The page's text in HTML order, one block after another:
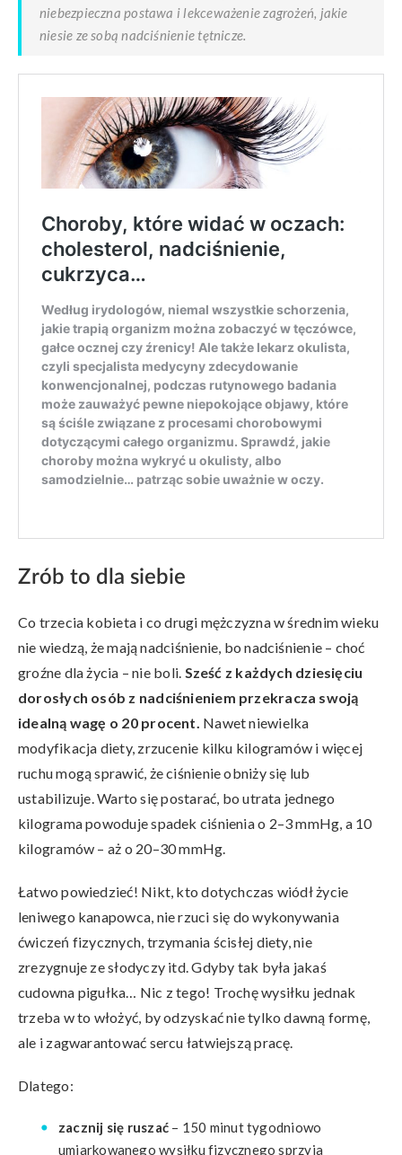
niebezpieczna postawa i lekceważenie zagrożeń, jakie
niesie ze sobą nadciśnienie tętnicze.
Zrób to dla siebie
Co trzecia kobieta i co drugi mężczyzna w średnim wieku
nie wiedzą, że mają nadciśnienie, bo nadciśnienie – choć
groźne dla życia – nie boli. Sześć z każdych dziesięciu
dorosłych osób z nadciśnieniem przekracza swoją
idealną wagę o 20 procent. Nawet niewielka
modyfikacja diety, zrzucenie kilku kilogramów i więcej
ruchu mogą sprawić, że ciśnienie obniży się lub
ustabilizuje. Warto się postarać, bo utrata jednego
kilograma powoduje spadek ciśnienia o 2–3 mmHg, a 10
kilogramów – aż o 20–30 mmHg.
Łatwo powiedzieć! Nikt, kto dotychczas wiódł życie
leniwego kanapowca, nie rzuci się do wykonywania
ćwiczeń fizycznych, trzymania ścisłej diety, nie
zrezygnuje ze słodyczy itd. Gdyby tak była jakaś
cudowna pigułka… Nic z tego! Trochę wysiłku jednak
trzeba w to włożyć, by odzyskać nie tylko dawną formę,
ale i zagwarantować sercu łatwiejszą pracę.
Dlatego:
zacznij się ruszać – 150 minut tygodniowo
umiarkowanego wysiłku fizycznego sprzyja